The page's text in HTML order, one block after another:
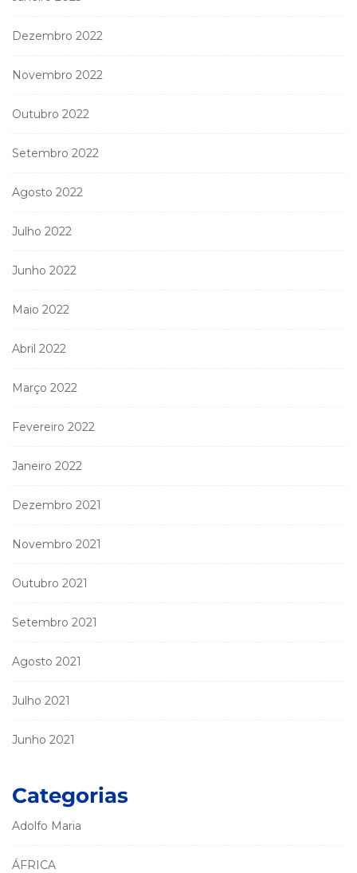
Dezembro 2022
Novembro 2022
Outubro 2022
Setembro 2022
Agosto 2022
Julho 2022
Junho 2022
Maio 2022
Abril 2022
Março 2022
Fevereiro 2022
Janeiro 2022
Dezembro 2021
Novembro 2021
Outubro 2021
Setembro 2021
Agosto 2021
Julho 2021
Junho 2021
Categorias
Adolfo Maria
ÁFRICA